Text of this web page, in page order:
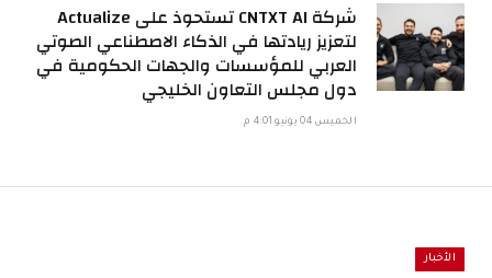
شركة CNTXT AI تستحوذ على Actualize
لتعزيز ريادتها في الذكاء الاصطناعي الصوتي
العربي للمؤسسات والجهات الحكومية في
دول مجلس التعاون الخليجي
الخميس 04 يونيو 4:01 م
الأخبار